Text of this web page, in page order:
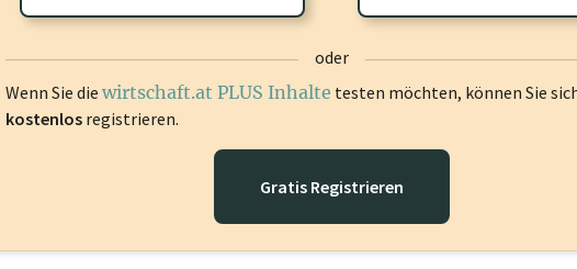
oder
Wenn Sie die wirtschaft.at PLUS Inhalte testen möchten, können Sie
kostenlos registrieren.
Gratis Registrieren